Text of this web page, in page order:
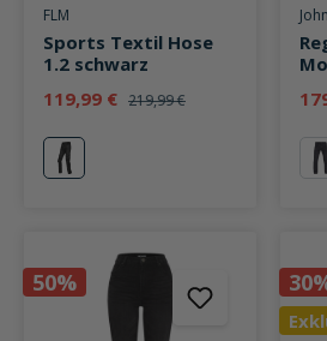
Durchschnittliche Bewertung von 0
FLM
Sports Textil Hose
1.2 schwarz
119,99 € 219,99 €
schwarz
50%